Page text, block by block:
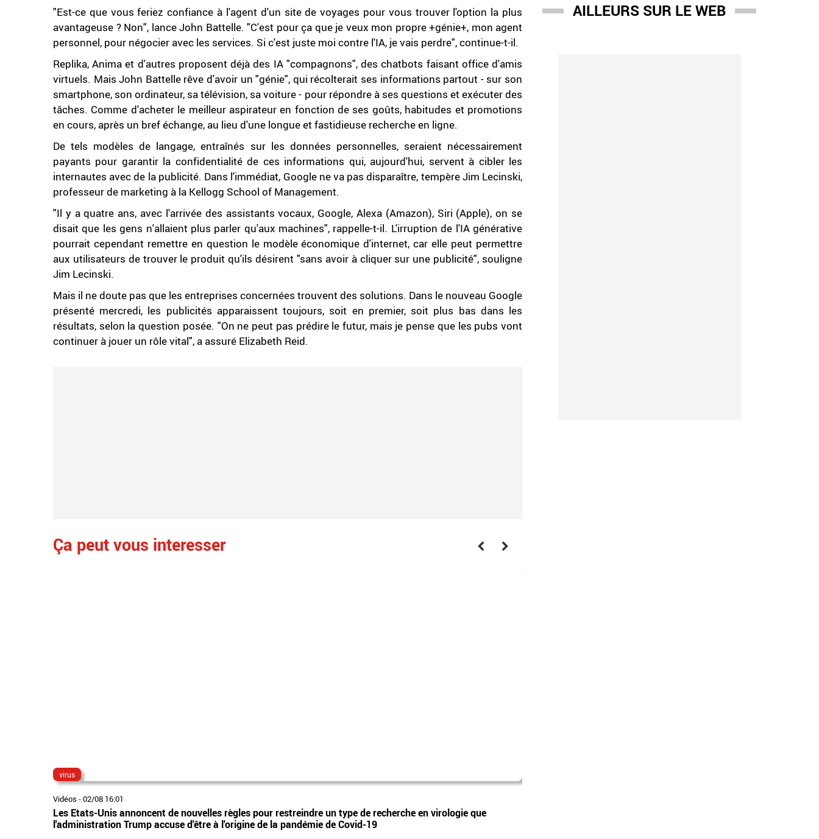
"Est-ce que vous feriez confiance à l'agent d'un site de voyages pour vous trouver l'option la plus
avantageuse ? Non", lance John Battelle. "C'est pour ça que je veux mon propre +génie+, mon agent
personnel, pour négocier avec les services. Si c'est juste moi contre l'IA, je vais perdre", continue-t-il.
Replika, Anima et d'autres proposent déjà des IA "compagnons", des chatbots faisant office d'amis
virtuels. Mais John Battelle rêve d'avoir un "génie", qui récolterait ses informations partout - sur son
smartphone, son ordinateur, sa télévision, sa voiture - pour répondre à ses questions et exécuter des
tâches. Comme d'acheter le meilleur aspirateur en fonction de ses goûts, habitudes et promotions
en cours, après un bref échange, au lieu d'une longue et fastidieuse recherche en ligne.
De tels modèles de langage, entraînés sur les données personnelles, seraient nécessairement
payants pour garantir la confidentialité de ces informations qui, aujourd'hui, servent à cibler les
internautes avec de la publicité. Dans l'immédiat, Google ne va pas disparaître, tempère Jim Lecinski,
professeur de marketing à la Kellogg School of Management.
"Il y a quatre ans, avec l'arrivée des assistants vocaux, Google, Alexa (Amazon), Siri (Apple), on se
disait que les gens n'allaient plus parler qu'aux machines", rappelle-t-il. L'irruption de l'IA générative
pourrait cependant remettre en question le modèle économique d'internet, car elle peut permettre
aux utilisateurs de trouver le produit qu'ils désirent "sans avoir à cliquer sur une publicité", souligne
Jim Lecinski.
Mais il ne doute pas que les entreprises concernées trouvent des solutions. Dans le nouveau Google
présenté mercredi, les publicités apparaissent toujours, soit en premier, soit plus bas dans les
résultats, selon la question posée. "On ne peut pas prédire le futur, mais je pense que les pubs vont
continuer à jouer un rôle vital", a assuré Elizabeth Reid.
Ça peut vous interesser
virus
Vidéos -02/08 16:01
Les Etats-Unis annoncent de nouvelles règles pour restreindre un type de recherche en virologie que
l'administration Trump accuse d'être à l'origine de la pandémie de Covid-19
AILLEURS SUR LE WEB